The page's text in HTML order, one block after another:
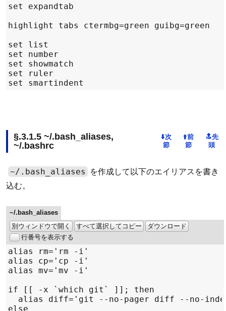
~/.bash_aliases,
~/.bashrc
~/.bash_aliases
を作成して以下のエイリアスを書き
込む。
~/.bash_aliases
別ウィンドウで開く
すべて選択してコピー
ダウンロード
行番号を表示する